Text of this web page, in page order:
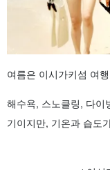
여름은 이시가키섬 여
해수욕, 스노클링, 다이
기이지만, 기온과 습도